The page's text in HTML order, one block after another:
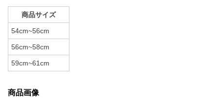
商品サイズ
54cm~56cm
56cm~58cm
59cm~61cm
商品画像